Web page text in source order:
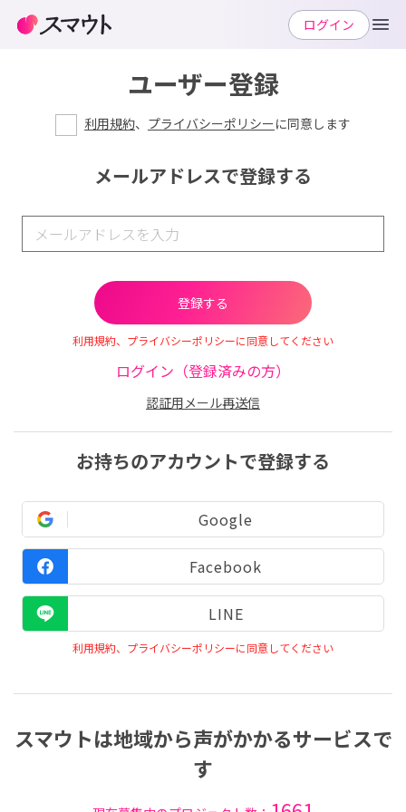
ユーザー登録
利用規約、 プライバシーポリシーに同意します
メールアドレスで登録する
利用規約、プライバシーポリシーに同意してください
ログイン（登録済みの方）
認証用メール再送信
お持ちのアカウントで登録する
Google
Facebook
LINE
利用規約、プライバシーポリシーに同意してください
スマウトは地域から声がかかるサービスで
す
ログイン